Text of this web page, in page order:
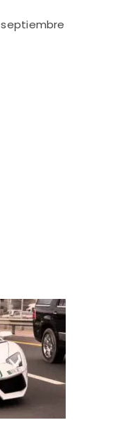
septiembre